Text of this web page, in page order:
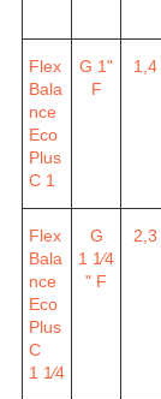
Flex
Bala
nce
Eco
Plus
C 1
G 1"
F
1,4
Flex
Bala
nce
Eco
Plus
C
1 1⁄4
G
1 1⁄4
" F
2,3